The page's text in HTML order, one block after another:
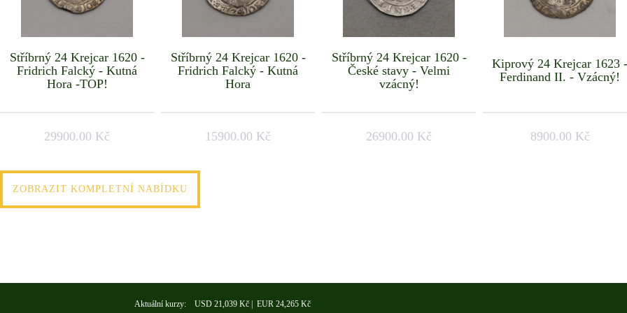
Stříbrný 24 Krejcar 1620 -
Fridrich Falcký - Kutná
Hora -TOP!
29900.00 Kč
Stříbrný 24 Krejcar 1620 -
Fridrich Falcký - Kutná
Hora
15900.00 Kč
Stříbrný 24 Krejcar 1620 -
České stavy - Velmi
vzácný!
26900.00 Kč
Kiprový 24 Krejcar 1623 -
Ferdinand II. - Vzácný!
8900.00 Kč
ZOBRAZIT KOMPLETNÍ NABÍDKU
Aktuální kurzy: USD 21,039 Kč | EUR 24,265 Kč